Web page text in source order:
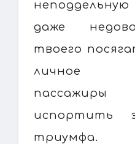
даже
твоего
личное
испортить
триумфа.